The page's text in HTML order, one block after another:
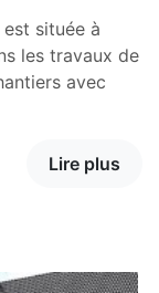
située à
les travaux de
avec
Lire plus